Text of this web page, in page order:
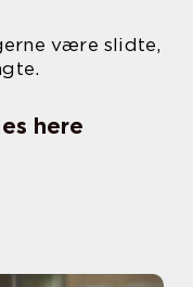
være slidte,
here